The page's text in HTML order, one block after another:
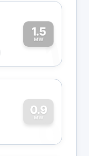
1.5
MW1
0.9
MW
0